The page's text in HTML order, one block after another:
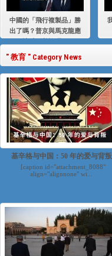
伊利夏
中國的「飛行複製品」勝
出了嗎？普京與馬克龍應
" 教育 " Category News
基辛格与中国：50 年的爱与背叛
[caption id="attachment_8088"
align="alignnone" wi...